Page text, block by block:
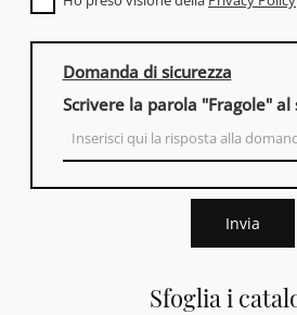
Sfoglia i
Domanda di sicurezza
Scrivere la parola "Fragole" al
Invia